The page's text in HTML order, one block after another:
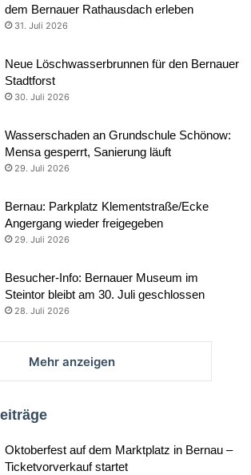
dem Bernauer Rathausdach erleben
31. Juli 2026
Neue Löschwasserbrunnen für den Bernauer
Stadtforst
30. Juli 2026
Wasserschaden an Grundschule Schönow:
Mensa gesperrt, Sanierung läuft
29. Juli 2026
Bernau: Parkplatz Klementstraße/Ecke
Angergang wieder freigegeben
29. Juli 2026
Besucher-Info: Bernauer Museum im
Steintor bleibt am 30. Juli geschlossen
28. Juli 2026
Mehr anzeigen
Oktoberfest auf dem Marktplatz in Bernau –
Ticketvorverkauf startet